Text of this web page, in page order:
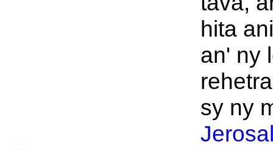
hita
an' ny
sy ny